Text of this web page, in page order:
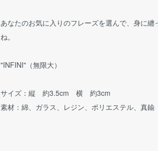
あなたのお気に入りのフレーズを選んで、身に纏
ね。
"INFINI"（無限大）
サイズ：縦 約3.5cm 横 約3cm
素材：綿、ガラス、レジン、ポリエステル、真鍮